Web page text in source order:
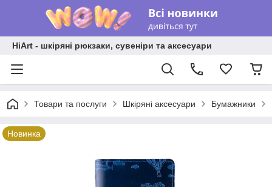
HiArt - шкіряні рюкзаки, сувеніри та аксесуари
Товари та послуги Шкіряні аксесуари Бумажники
Новинка